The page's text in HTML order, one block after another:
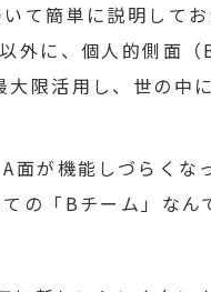
て簡単に説明して
外に、個人的側面
限活用し、世の中
が機能しづらくな
の「Bチーム」なん